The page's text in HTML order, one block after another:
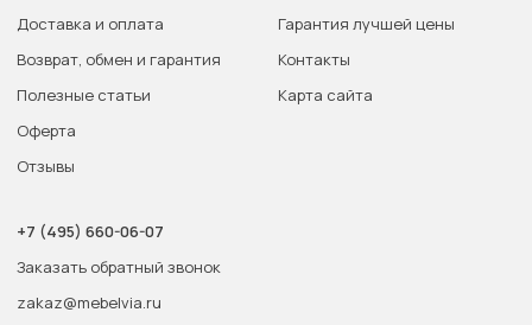
Доставка и оплата
Возврат, обмен и гарантия
Полезные статьи
Оферта
Отзывы
Гарантия лучшей цены
Контакты
Карта сайта
+7 (495) 660-06-07
Заказать обратный звонок
zakaz@mebelvia.ru